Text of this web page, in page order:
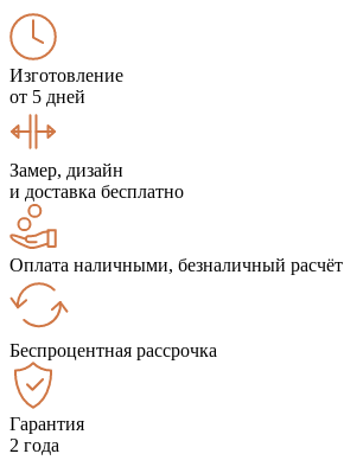
Изготовление
от 5 дней
Замер, дизайн
и доставка бесплатно
Оплата наличными, безналичный расчёт
Беспроцентная рассрочка
Гарантия
2 года